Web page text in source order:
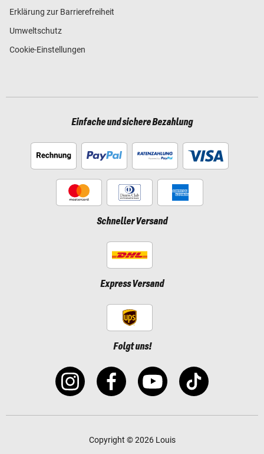
Erklärung zur Barrierefreiheit
Umweltschutz
Cookie-Einstellungen
Einfache und sichere Bezahlung
Schneller Versand
Express Versand
Folgt uns!
Copyright © 2026 Louis